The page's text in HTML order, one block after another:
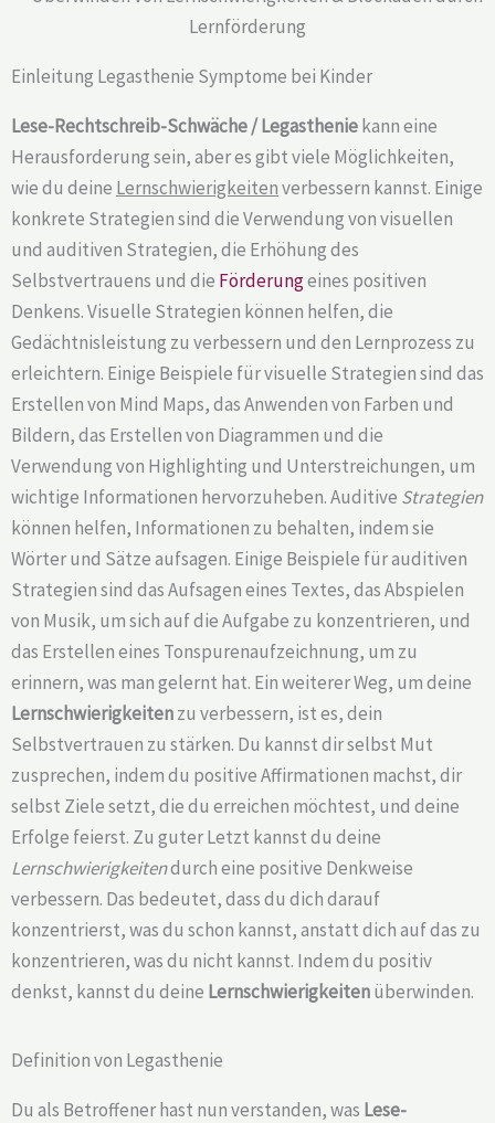
Einleitung Legasthenie Symptome bei Kinder
Lese-Rechtschreib-Schwäche / Legastheniekann eine
Herausforderung sein, aber es gibt viele Möglichkeiten,
wie du deine Lernschwierigkeitenverbessern kannst. Einige
konkrete Strategien sind die Verwendung von visuellen
und auditiven Strategien, die Erhöhung des
Selbstvertrauens und die Förderungeines positiven
Denkens. Visuelle Strategien können helfen, die
Gedächtnisleistung zu verbessern und den Lernprozess zu
erleichtern. Einige Beispiele für visuelle Strategien sind das
Erstellen von Mind Maps, das Anwenden von Farben und
Bildern, das Erstellen von Diagrammen und die
Verwendung von Highlighting und Unterstreichungen, um
wichtige Informationen hervorzuheben. Auditive Strategien
können helfen, Informationen zu behalten, indem sie
Wörter und Sätze aufsagen. Einige Beispiele für auditiven
Strategien sind das Aufsagen eines Textes, das Abspielen
von Musik, um sich auf die Aufgabe zu konzentrieren, und
das Erstellen eines Tonspurenaufzeichnung, um zu
erinnern, was man gelernt hat. Ein weiterer Weg, um deine
Lernschwierigkeitenzu verbessern, ist es, dein
Selbstvertrauen zu stärken. Du kannst dir selbst Mut
zusprechen, indem du positive Affirmationen machst, dir
selbst Ziele setzt, die du erreichen möchtest, und deine
Erfolge feierst. Zu guter Letzt kannst du deine
Lernschwierigkeitendurch eine positive Denkweise
verbessern. Das bedeutet, dass du dich darauf
konzentrierst, was du schon kannst, anstatt dich auf das zu
konzentrieren, was du nicht kannst. Indem du positiv
denkst, kannst du deine Lernschwierigkeitenüberwinden.
Definition von Legasthenie
Du als Betroffener hast nun verstanden, was Lese-